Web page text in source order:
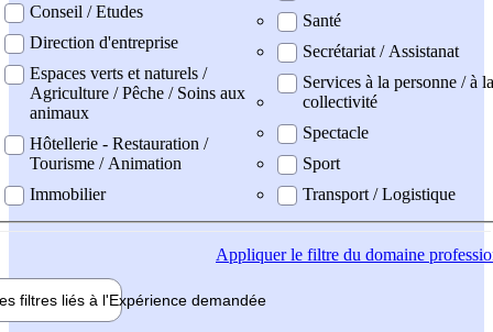
Conseil / Etudes
Direction d'entreprise
Espaces verts et naturels /
Agriculture / Pêche / Soins aux
animaux
Hôtellerie - Restauration /
Tourisme / Animation
Immobilier
Santé
Secrétariat / Assistanat
Services à la personne / à la
collectivité
Spectacle
Sport
Transport / Logistique
Appliquerle filtre du domaine
filtres liés à l'Expérience demandée